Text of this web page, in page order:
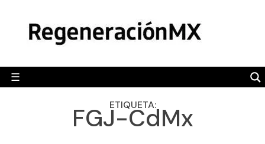
content
☰
POLÍTICA
CAMALEÓN
OPINIÓN
ETIQUETA:
FGJ-CdMx